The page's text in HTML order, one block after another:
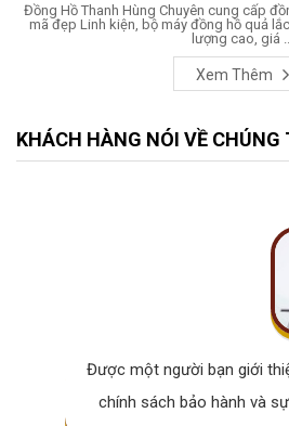
Đồng Hồ Thanh Hùng Chuyên cung cấp
mã đẹp Linh kiện, bộ máy đồng hồ quả
lượng cao, giá ...
Xem Thêm
KHÁCH HÀNG NÓI VỀ CHÚNG
Được một người bạn giới
chính sách bảo hành và